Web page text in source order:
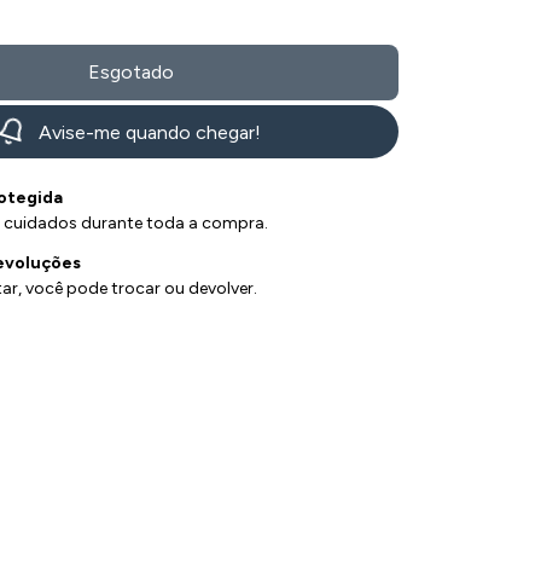
Avise-me quando chegar!
cuidados durante toda a compra.
você pode trocar ou devolver.